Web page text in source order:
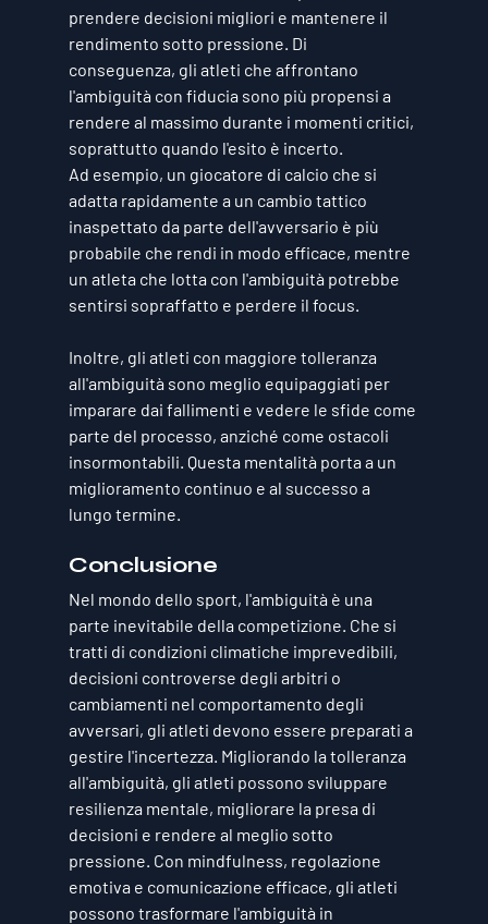
prendere decisioni migliori e mantenere il
rendimento sotto pressione. Di
conseguenza, gli atleti che affrontano
l'ambiguità con fiducia sono più propensi a
rendere al massimo durante i momenti critici,
soprattutto quando l'esito è incerto.
Ad esempio, un giocatore di calcio che si
adatta rapidamente a un cambio tattico
inaspettato da parte dell'avversario è più
probabile che rendi in modo efficace, mentre
un atleta che lotta con l'ambiguità potrebbe
sentirsi sopraffatto e perdere il focus.
Inoltre, gli atleti con maggiore tolleranza
all'ambiguità sono meglio equipaggiati per
imparare dai fallimenti e vedere le sfide come
parte del processo, anziché come ostacoli
insormontabili. Questa mentalità porta a un
miglioramento continuo e al successo a
lungo termine.
Conclusione
Nel mondo dello sport, l'ambiguità è una
parte inevitabile della competizione. Che si
tratti di condizioni climatiche imprevedibili,
decisioni controverse degli arbitri o
cambiamenti nel comportamento degli
avversari, gli atleti devono essere preparati a
gestire l'incertezza. Migliorando la tolleranza
all'ambiguità, gli atleti possono sviluppare
resilienza mentale, migliorare la presa di
decisioni e rendere al meglio sotto
pressione. Con mindfulness, regolazione
emotiva e comunicazione efficace, gli atleti
possono trasformare l'ambiguità in